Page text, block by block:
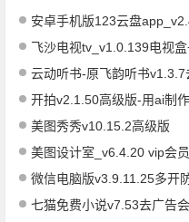
安卓手机版123云盘
飞沙电视tv_v1.0.139电视盒
云动听书-原飞韵听书v1.3.7去广
开拍v2.1.50高级版-用ai制
美图秀秀v10.15.2高级版
美图设计室_v6.4.20 vip会员
微信电脑版v3.9.11.25多开
七猫免费小说v7.53去广告